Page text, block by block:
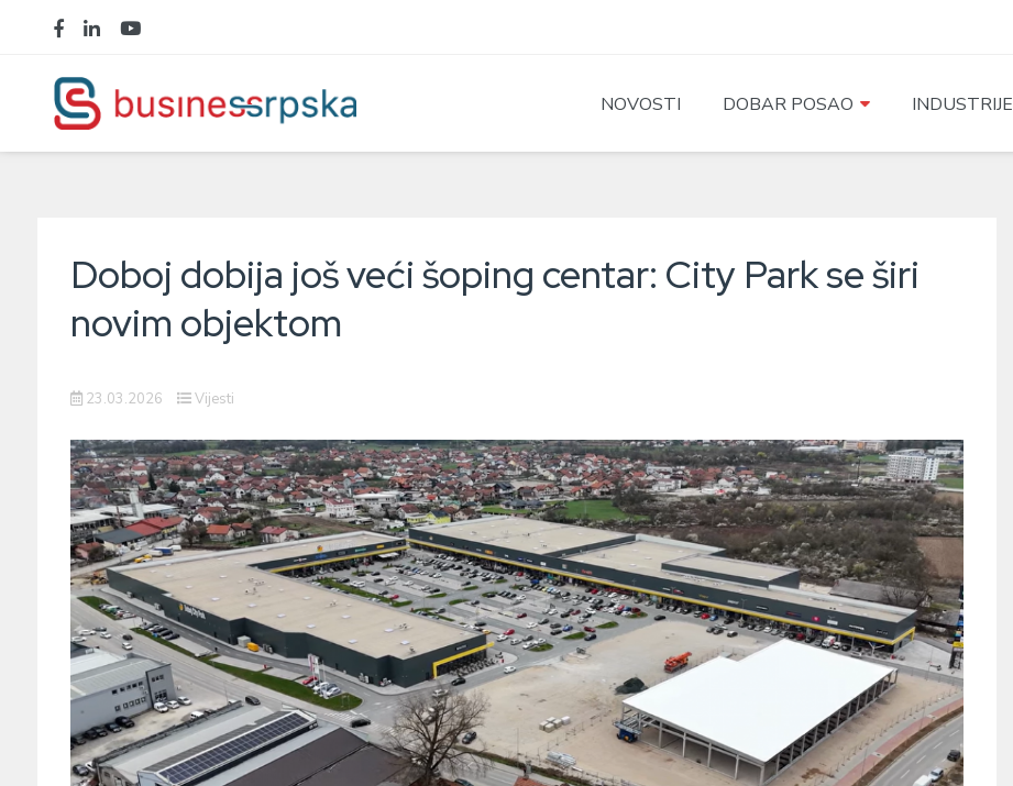
NOVOSTI DOBAR POSAO INDUSTRIJE
Doboj dobija još veći šoping centar: City Park se širi
novim objektom
23.03.2026 Vijesti